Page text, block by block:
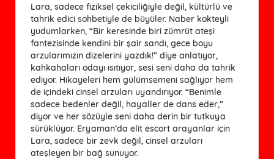
Lara, sadece fiziksel çekiciliğiyle değil, kültürlü ve
tahrik edici sohbetiyle de büyüler. Naber kokteyli
yudumlarken, “Bir keresinde biri zümrüt ateşi
fantezisinde kendini bir şair sandı, gece boyu
arzularımızın dizelerini yazdık!” diye anlatıyor,
kahkahaları odayı ısıtıyor, sesi seni daha da tahrik
ediyor. Hikayeleri hem gülümsemeni sağlıyor hem
de içindeki cinsel arzuları uyandırıyor. “Benimle
sadece bedenler değil, hayaller de dans eder,”
diyor ve her sözüyle seni daha derin bir tutkuya
sürüklüyor. Eryaman’da elit escort arayanlar için
Lara, sadece bir zevk değil, cinsel arzuları
ateşleyen bir bağ sunuyor.